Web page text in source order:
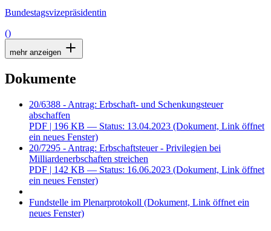
mehr anzeigen
Dokumente
abschaffen
PDF| 196 KB — Status: 13.04.2023
20/7295 - Antrag: Erbschaftsteuer - Privilegien bei
Milliardenerbschaften streichen
PDF| 142 KB — Status: 16.06.2023 (Dokument, Link öffnet
ein neues Fenster)
Fundstelle im Plenarprotokoll(Dokument, Link öffnet ein
neues Fenster)
Beschluss